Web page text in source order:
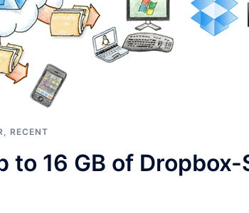
, RECENT
to 16 GB of